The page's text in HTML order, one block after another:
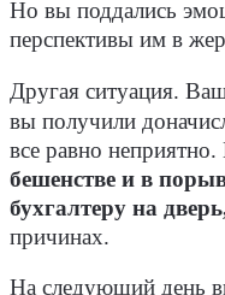
Но вы поддались
перспективы им в
Другая ситуация.
вы получили
все равно
бешенстве и в
бухгалтеру на
причинах.
На следующий день